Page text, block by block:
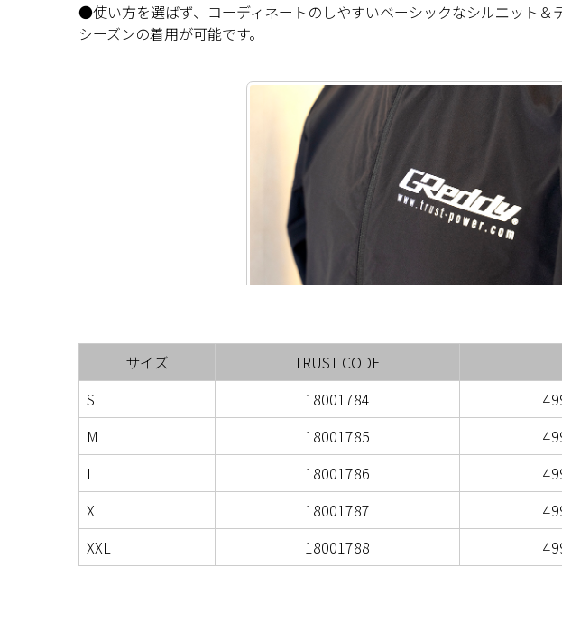
●使い方を選ばず、コーディネートのしやすいベーシックなシルエット
シーズンの着用が可能です。
サイズ TRUST CODE
S
18001784
M 18001785
L
18001786
XL
18001787
XXL
18001788